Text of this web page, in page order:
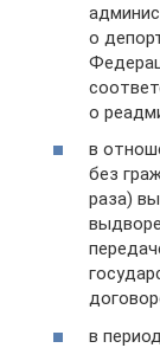
о
о
в
без
раза)
в